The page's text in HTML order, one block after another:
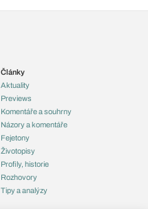
Články
Aktuality
Previews
Komentáře a souhrny
Názory a komentáře
Fejetony
Životopisy
Profily, historie
Rozhovory
Tipy a analýzy